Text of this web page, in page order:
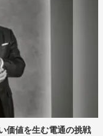
価値を生む電通の挑戦